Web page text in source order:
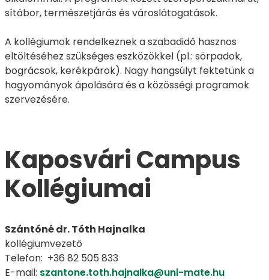
sítábor, természetjárás és városlátogatások.
A kollégiumok rendelkeznek a szabadidő hasznos
eltöltéséhez szükséges eszközökkel (pl.: sörpadok,
bográcsok, kerékpárok). Nagy hangsúlyt fektetünk a
hagyományok ápolására és a közösségi programok
szervezésére.
Kaposvári Campus
Kollégiumai
Szántóné dr. Tóth Hajnalka
kollégiumvezető
Telefon: +36 82 505 833
E-mail: szantone.toth.hajnalka@uni-mate.hu